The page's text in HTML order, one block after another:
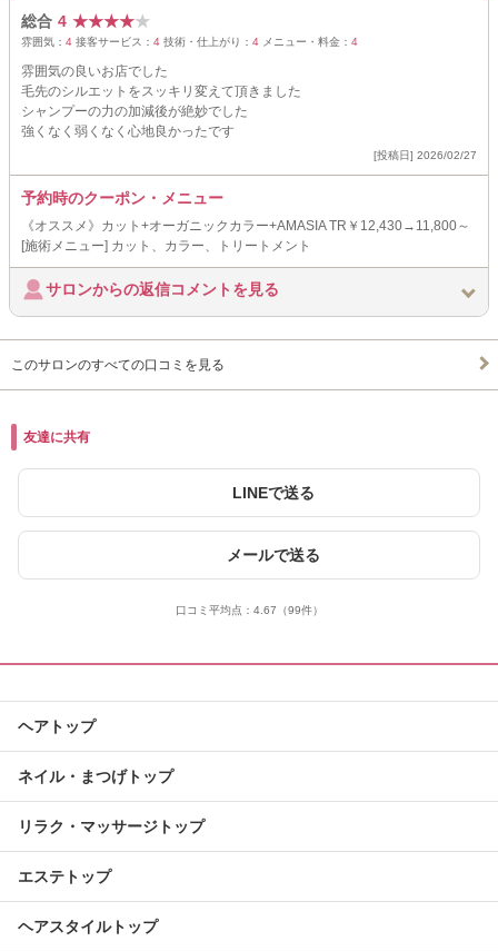
総合 4 ★★★★★
雰囲気： 4 接客サービス： 4 技術・仕上がり： 4 メニュー・料金： 4
雰囲気の良いお店でした
毛先のシルエットをスッキリ変えて頂きました
シャンプーの力の加減後が絶妙でした
強くなく弱くなく心地良かったです
[投稿日] 2026/02/27
予約時のクーポン・メニュー
《オススメ》カット+オーガニックカラー+AMASIA TR￥12,430→11,800～
[施術メニュー] カット、カラー、トリートメント
サロンからの返信コメントを見る
このサロンのすべての口コミを見る
友達に共有
LINEで送る
メールで送る
口コミ平均点： 4.67 （99件）
ヘアトップ
ネイル・まつげトップ
リラク・マッサージトップ
エステトップ
ヘアスタイルトップ